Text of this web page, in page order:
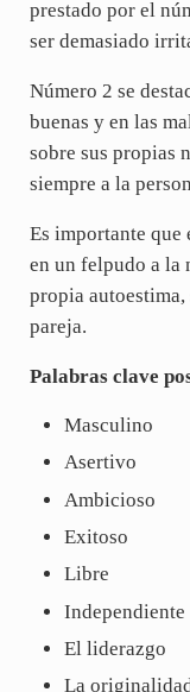
prestado por el
ser demasiado
Número 2 se
buenas y en las
sobre sus propias
siempre a la
Es importante
en un felpudo a la
propia autoestima,
pareja.
Palabras clave
Masculino
Asertivo
Ambicioso
Exitoso
Libre
Independiente
El liderazgo
La